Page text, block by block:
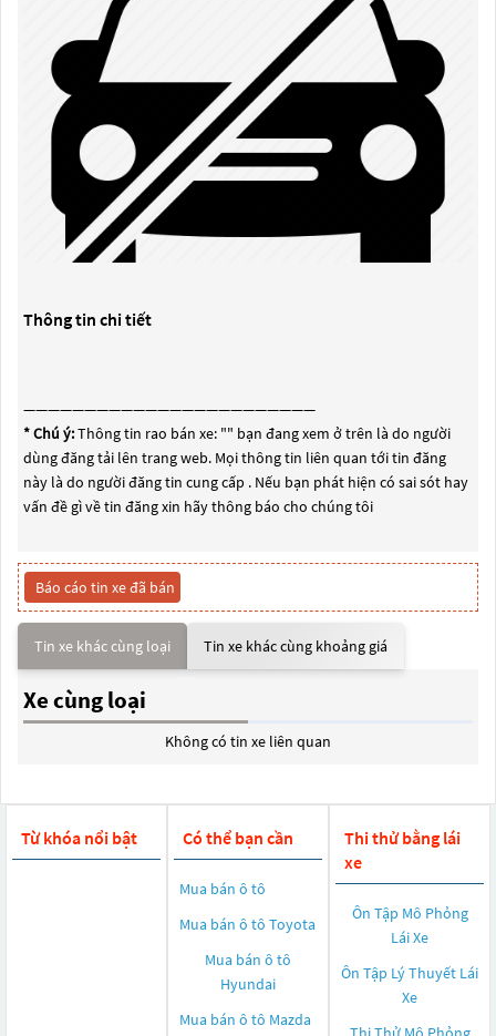
Thông tin chi tiết
————————————————————————
* Chú ý:Thông tin rao bán xe: "" bạn đang xem ở trên là do người
dùng đăng tải lên trang web. Mọi thông tin liên quan tới tin đăng
này là do người đăng tin cung cấp . Nếu bạn phát hiện có sai sót hay
vấn đề gì về tin đăng xin hãy thông báo cho chúng tôi
Báo cáo tin xe đã bán
Tin xe khác cùng loại Tin xe khác cùng khoảng giá
Xe cùng loại
Không có tin xe liên quan
Từ khóa nổi bật Có thể bạn cần
Mua bán ô tô
Mua bán ô tô Toyota
Mua bán ô tô
Hyundai
Mua bán ô tô Mazda
Thi thử bằng lái
xe
Ôn Tập Mô Phỏng
Lái Xe
Ôn Tập Lý Thuyết Lái
Xe